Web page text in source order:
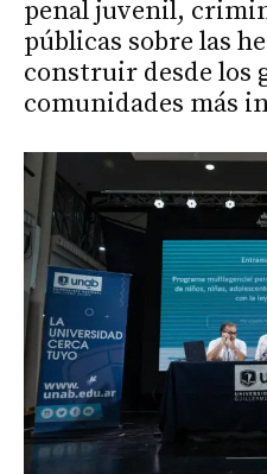
penal juvenil,
públicas sobre las
construir desde los
comunidades más